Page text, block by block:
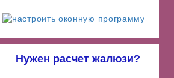
Нужен расчет жалюзи?